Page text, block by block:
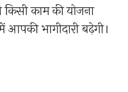
काम की योजना
आपकी भागीदारी बढ़ेगी।